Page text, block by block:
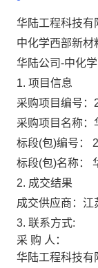
华陆工程科技有
中化学西部新
华陆公司-中化
1. 项目信息
采购项目编号：
采购项目名称：
标段(包)编号：
标段(包)名称：
2. 成交结果
成交供应商： 江
3. 联系方式:
采 购 人：
华陆工程科技有